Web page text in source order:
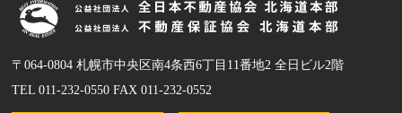
〒064-0804 札幌市中央区南4条西6丁目11番地2 全日ビル2階
TEL 011-232-0550 FAX 011-232-0552